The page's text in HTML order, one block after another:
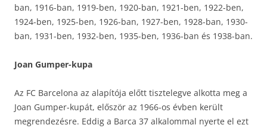
ban, 1916-ban, 1919-ben, 1920-ban, 1921-ben, 1922-ben,
1924-ben, 1925-ben, 1926-ban, 1927-ben, 1928-ban, 1930-
ban, 1931-ben, 1932-ben, 1935-ben, 1936-ban és 1938-ban.
Joan Gumper-kupa
Az FC Barcelona az alapítója előtt tisztelegve alkotta meg a
Joan Gumper-kupát, először az 1966-os évben került
megrendezésre. Eddig a Barca 37 alkalommal nyerte el ezt